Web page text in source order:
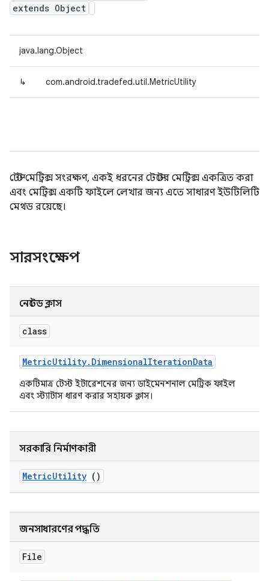
extends Object
java.lang.Object
↳ com.android.tradefed.util.MetricUtility
টেস্ট মেট্রিক্স সংরক্ষণ, একই ধরনের টেস্টের মেট্রিক্স একত্রিত করা
এবং মেট্রিক্স একটি ফাইলে লেখার জন্য এতে সাধারণ ইউটিলিটি
মেথড রয়েছে।
সারসংক্ষেপ
নেস্টেড ক্লাস
class
MetricUtility. DimensionalIterationData
একটিমাত্র টেস্ট ইটারেশনের জন্য ডাইমেনশনাল মেট্রিক ফাইল
এবং স্ট্যাটাস ধারণ করার সহায়ক ক্লাস।
সরকারি নির্মাণকারী
MetricUtility ()
জনসাধারণের পদ্ধতি
File